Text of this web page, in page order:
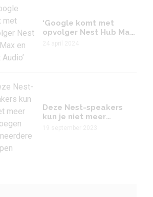
‘Google komt met
opvolger Nest Hub Max
Deze Nest-speakers
kun je niet meer